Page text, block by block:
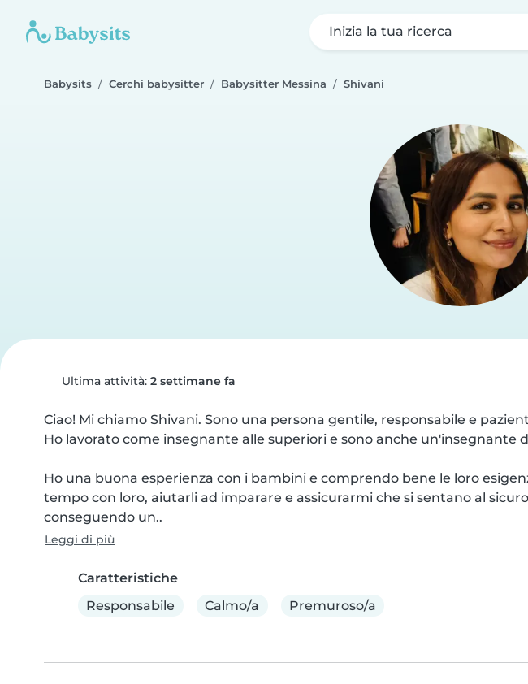
Inizia la tua ricerca
Babysits Cerchi babysitter Babysitter Messina Shivani
Ultima attività: 2 settimane fa
Ciao! Mi chiamo Shivani. Sono una persona gentile, responsabile e
Ho lavorato come insegnante alle superiori e sono anche un'insegnante
Ho una buona esperienza con i bambini e comprendo bene le loro
tempo con loro, aiutarli ad imparare e assicurarmi che si sentano al
conseguendo un..
Leggi di più
Caratteristiche
Responsabile
Calmo/a Premuroso/a